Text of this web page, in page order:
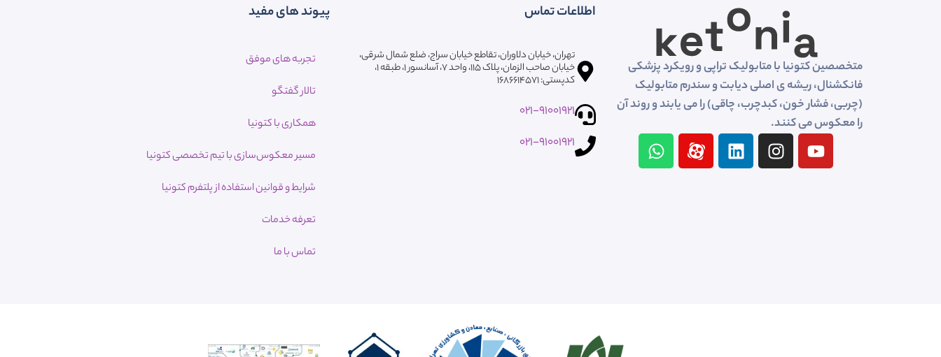
متخصصین کتونیا با متابولیک تراپی و رویکرد پزشکی
فانکشنال، ریشه ی اصلی دیابت و سندرم متابولیک
(چربی، فشار خون، کبدچرب، چاقی) را می یابند و روند آن
را معکوس می کنند.
اطلاعات تماس
تهران، خیابان دلاوران، تقاطع خیابان سراج، ضلع شمال شرقی،
خیابان صاحب الزمان، پلاک ۱۱۵، واحد ۷، آسانسور ۱، طبقه 1،
کدپستی: ۱۶۸۶۶۱۴۵۷۱
021-91001921
021-91001921
پیوند های مفید
تجربه های موفق
تالار گفتگو
همکاری با کتونیا
مسیر معکوس‌سازی با تیم تخصصی کتونیا
شرایط و قوانین استفاده از پلتفرم کتونیا
تعرفه خدمات
تماس با ما